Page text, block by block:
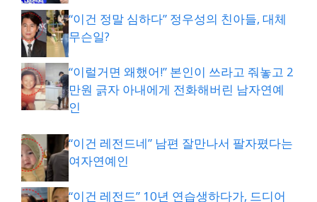
“이건 정말 심하다” 정우성의 친아들, 대체
무슨일?
“이럴거면 왜했어!” 본인이 쓰라고 줘놓고 2
만원 긁자 아내에게 전화해버린 남자연예
인
“이건 레전드네” 남편 잘만나서 팔자폈다는
여자연예인
“이건 레전드” 10년 연습생하다가, 드디어